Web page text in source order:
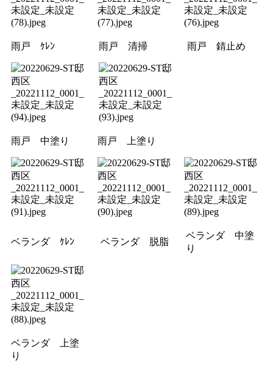
雨戸 ｹﾚﾝ 雨戸 清掃 雨戸 錆止め
雨戸 中塗り 雨戸 上塗り
ベランダ ｹﾚﾝ ベランダ 脱脂
ベランダ 中塗
り
ベランダ 上塗
り